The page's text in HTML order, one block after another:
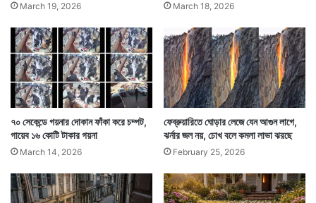
March 19, 2026 March 18, 2026
৭০ সেকেন্ডে গয়নার দোকান ফাঁকা করে চম্পট,
গায়েব ১৬ কোটি টাকার গয়না
March 14, 2026
ফেব্রুয়ারিতে ঘোড়ার লেজে যেন আগুন লাগে,
ঝর্নার জল নয়, চোখ বলে কমলা লাভা ঝরছে
February 25, 2026